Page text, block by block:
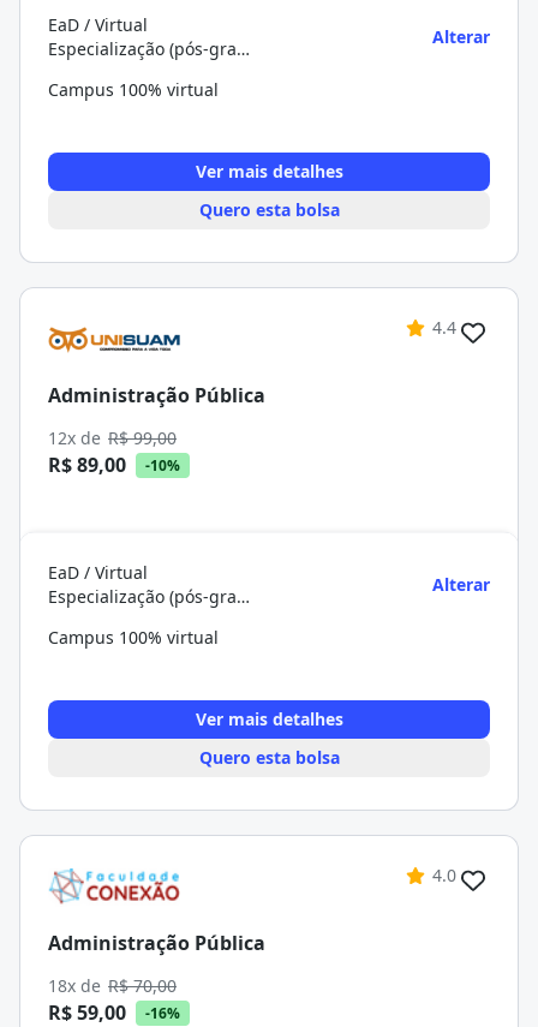
EaD / Virtual
Especialização (pós-graduação)
Alterar
Campus 100% virtual
Ver mais detalhes
Quero esta bolsa
4.4
Administração Pública
12x de R$ 99,00
R$ 89,00 -10%
EaD / Virtual
Especialização (pós-graduação)
Alterar
Campus 100% virtual
Ver mais detalhes
Quero esta bolsa
4.0
Administração Pública
18x de R$ 70,00
R$ 59,00 -16%